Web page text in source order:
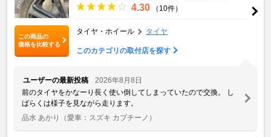
この商品の
価格を比較する
4.30 （10件）
タイヤ・ホイール タイヤ
このカテゴリの取付店を探す
ユーザーの最新投稿
2026年8月8日
前のタイヤをかなーり長く使い倒してしまっていたので交換。 し
ばらくは様子を見ながら走ります。
品水 あかり
（愛車：スズキ カプチーノ）